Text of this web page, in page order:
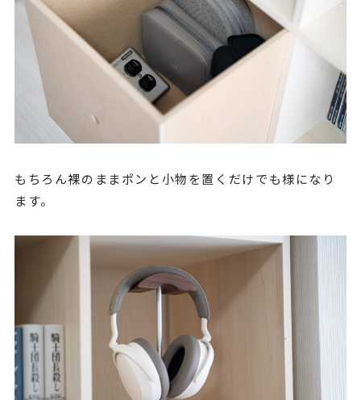
もちろん裸のままポンと小物を置くだけでも様になり
ます。